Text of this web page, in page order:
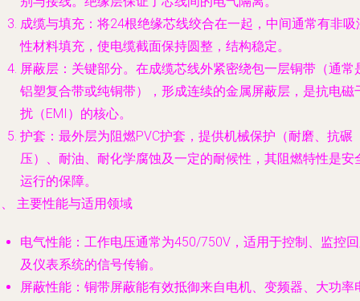
成缆与填充 ：将24根绝缘芯线绞合在一起，中间通常有非吸
性材料填充，使电缆截面保持圆整，结构稳定。
屏蔽层 ：关键部分。在成缆芯线外紧密绕包一层铜带（通常
铝塑复合带或纯铜带），形成连续的金属屏蔽层，是抗电磁
扰（EMI）的核心。
护套 ：最外层为阻燃PVC护套，提供机械保护（耐磨、抗碾
压）、耐油、耐化学腐蚀及一定的耐候性，其阻燃特性是安
运行的保障。
主要性能与适用领域
电气性能 ：工作电压通常为450/750V，适用于控制、监控
及仪表系统的信号传输。
屏蔽性能 ：铜带屏蔽能有效抵御来自电机、变频器、大功率